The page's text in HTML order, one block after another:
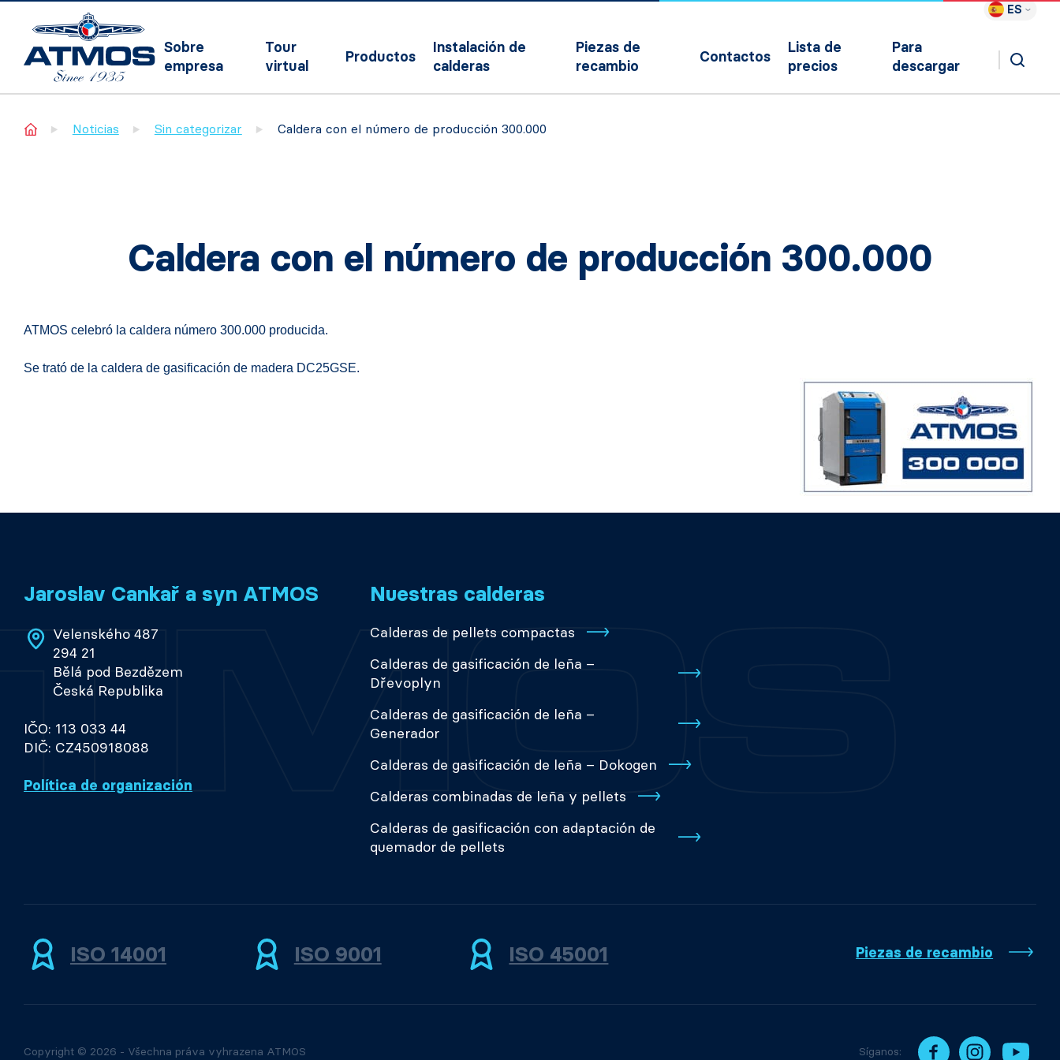
ES
Sobre
empresa
Tour
virtual
Productos
Instalación de
calderas
Piezas de
recambio
Contactos
Lista de
precios
Para
descargar
Home Noticias Sin categorizar Caldera con el número de producción 300.000
Caldera con el número de producción 300.000
ATMOS celebró la caldera número 300.000 producida.
Se trató de la caldera de gasificación de madera DC25GSE.
Jaroslav Cankař a syn ATMOS
Velenského 487
294 21
Bělá pod Bezdězem
Česká Republika
IČO: 113 033 44
DIČ: CZ450918088
Política de organización
Nuestras calderas
Calderas de pellets compactas
Calderas de gasificación de leña –
Dřevoplyn
Calderas de gasificación de leña –
Generador
Calderas de gasificación de leña – Dokogen
Calderas combinadas de leña y pellets
Calderas de gasificación con adaptación de
quemador de pellets
ISO 14001 ISO 9001 ISO 45001 Piezas de recambio
Copyright © 2026 - Všechna práva vyhrazena ATMOS Síganos: